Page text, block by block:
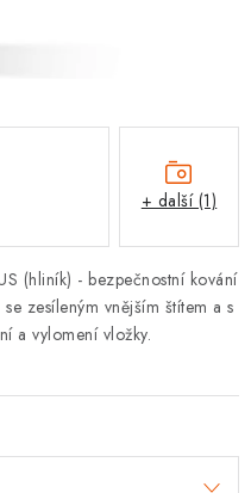
(hliník) - bezpečnostní kování
zesíleným vnějším štítem a s
a vylomení vložky.
+ další (1)